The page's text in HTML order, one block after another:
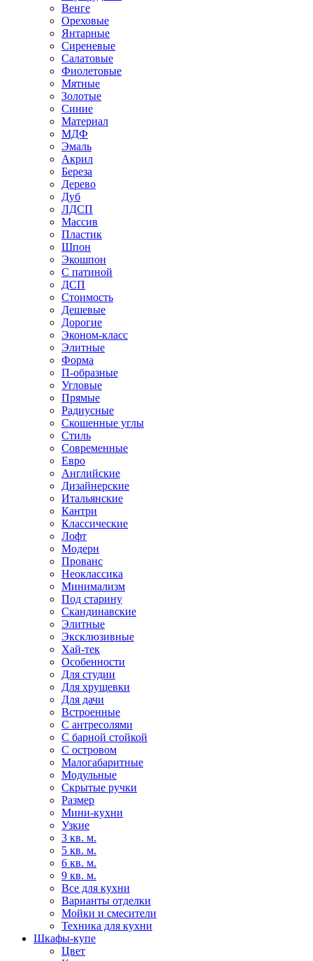
Венге
Ореховые
Янтарные
Сиреневые
Салатовые
Фиолетовые
Мятные
Золотые
Синие
Материал
МДФ
Эмаль
Акрил
Береза
Дерево
Дуб
ЛДСП
Массив
Пластик
Шпон
Экошпон
С патиной
ДСП
Стоимость
Дешевые
Дорогие
Эконом-класс
Элитные
Форма
П-образные
Угловые
Прямые
Радиусные
Скошенные углы
Стиль
Современные
Евро
Английские
Дизайнерские
Итальянские
Кантри
Классические
Лофт
Модерн
Прованс
Неоклассика
Минимализм
Под старину
Скандинавские
Элитные
Эксклюзивные
Хай-тек
Особенности
Для студии
Для хрущевки
Для дачи
Встроенные
С антресолями
С барной стойкой
С островом
Малогабаритные
Модульные
Скрытые ручки
Размер
Мини-кухни
Узкие
3 кв. м.
5 кв. м.
6 кв. м.
9 кв. м.
Все для кухни
Варианты отделки
Мойки и смесители
Техника для кухни
Шкафы-купе
Цвет